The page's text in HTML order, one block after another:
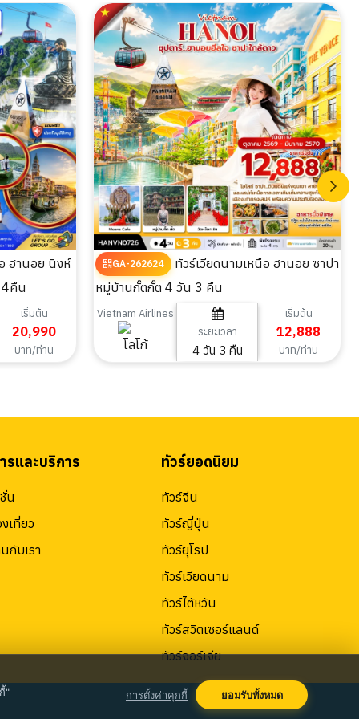
4คืน
เริ่มต้น
20,990
บาท/ท่าน
GA-262624
ทัวร์เวียดนามเหนือ ฮานอย ซาปา
หมู่บ้านกั๊ตกั๊ต 4 วัน 3 คืน
Vietnam Airlines
ระยะเวลา
4 วัน 3 คืน
เริ่มต้น
12,888
บาท/ท่าน
รและบริการ
น
เที่ยว
กับเรา
ทัวร์ยอดนิยม
ทัวร์จีน
ทัวร์ญี่ปุ่น
ทัวร์ยุโรป
ทัวร์เวียดนาม
ทัวร์ไต้หวัน
ทัวร์สวิตเซอร์แลนด์
ทัวร์จอร์เจีย
" ยอมรับทั้งหมด
การตั้งค่าคุกกี้